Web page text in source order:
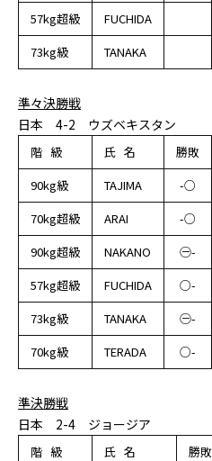
57kg超級 FUCHIDA
73kg級
TANAKA
準々決勝戦
日本 4-2 ウズベキスタン
階 級 氏 名 勝敗
90kg級
TAJIMA -○
70kg超級
ARAI -○
90kg超級
NAKANO ㊀-
57kg超級
FUCHIDA ○-
73kg級
TANAKA ㊀-
70kg級
TERADA ○-
準決勝戦
日本 2-4 ジョージア
階 級 氏 名 勝敗